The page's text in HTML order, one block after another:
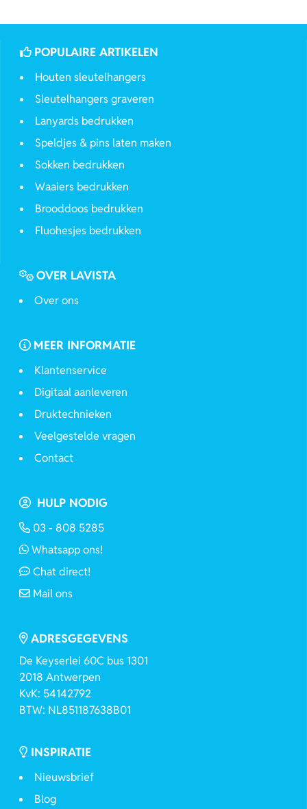
POPULAIRE ARTIKELEN
Houten sleutelhangers
Sleutelhangers graveren
Lanyards bedrukken
Speldjes & pins laten maken
Sokken bedrukken
Waaiers bedrukken
Brooddoos bedrukken
Fluohesjes bedrukken
OVER LAVISTA
Over ons
MEER INFORMATIE
Klantenservice
Digitaal aanleveren
Druktechnieken
Veelgestelde vragen
Contact
HULP NODIG
03 - 808 5285
Whatsapp ons!
Chat direct!
Mail ons
ADRESGEGEVENS
De Keyserlei 60C bus 1301
2018 Antwerpen
KvK: 54142792
BTW: NL851187638B01
INSPIRATIE
Nieuwsbrief
Blog